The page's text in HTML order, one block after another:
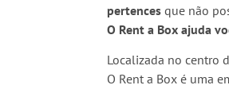
pertences que não
O Rent a Box ajuda
Localizada no centro
O Rent a Box é uma